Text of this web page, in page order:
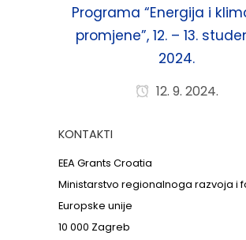
Programa “Energija i
promjene”, 12. – 13.
2024.
12. 9. 2024.
KONTAKTI
EEA Grants Croatia
Ministarstvo regionalnoga razvoja i
Europske unije
10 000 Zagreb